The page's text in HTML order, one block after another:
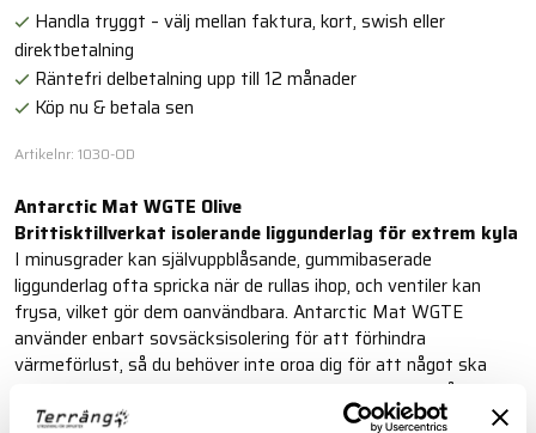
Handla tryggt – välj mellan faktura, kort, swish eller
direktbetalning
Räntefri delbetalning upp till 12 månader
Köp nu & betala sen
Artikelnr: 1030-OD
Antarctic Mat WGTE Olive
Brittisktillverkat isolerande liggunderlag för extrem kyla
I minusgrader kan självuppblåsande, gummibaserade
liggunderlag ofta spricka när de rullas ihop, och ventiler kan
frysa, vilket gör dem oanvändbara. Antarctic Mat WGTE
använder enbart sovsäcksisolering för att förhindra
värmeförlust, så du behöver inte oroa dig för att något ska
spricka eller frysa. All svett som transporteras bort från din
sovsäck transporteras också genom till botten av